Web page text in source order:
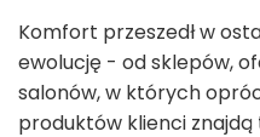
Komfort przeszedł w
ewolucję - od sklepów,
salonów, w których
produktów klienci